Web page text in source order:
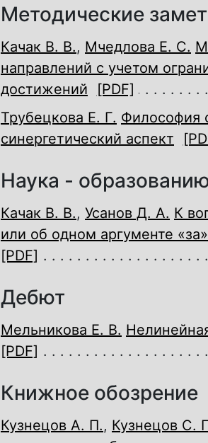
Методические
Качак В. В., Мчедлова Е. С.
направлений с учетом
достижений
[PDF]
Трубецкова Е. Г. Философия
синергетический аспект
Наука -
Качак В. В., Усанов Д. А. К
или об одном аргументе
[PDF]
Дебют
Мельникова Е. В.
[PDF]
Книжное обозрение
Кузнецов А. П., Кузнецов С.